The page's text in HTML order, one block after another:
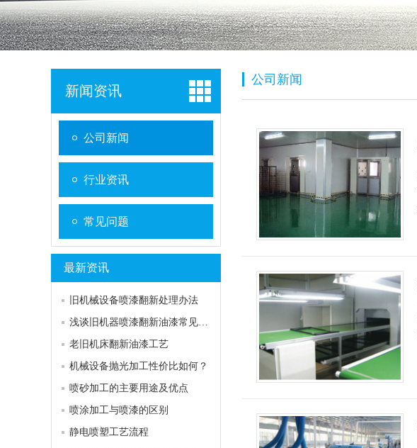
新闻资讯
公司新闻
行业资讯
常见问题
最新资讯
​旧机械设备喷漆翻新处理办法
浅谈旧机器喷漆翻新油漆常见问题
老旧机床翻新油漆工艺
机械设备抛光加工性价比如何？
喷砂加工的主要用途及优点
喷涂加工与喷漆的区别
静电喷塑工艺流程
公司新闻